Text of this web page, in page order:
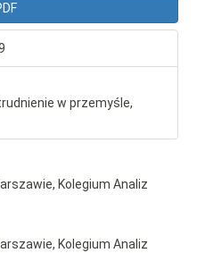
w przemyśle,
Kolegium Analiz
Kolegium Analiz